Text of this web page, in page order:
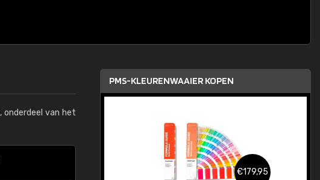
, onderdeel van het
PMS-KLEURENWAAIER KOPEN
€179,95